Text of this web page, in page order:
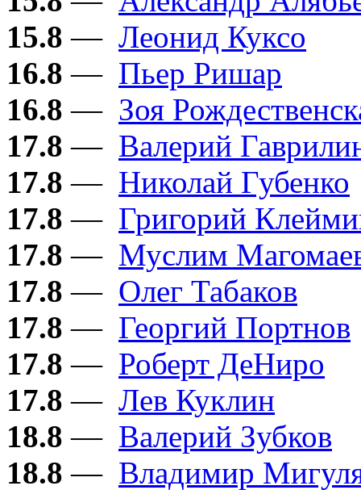
15.8 — Леонид Куксо
16.8 — Пьер Ришар
16.8 — Зоя
17.8 — Валерий
17.8 — Николай Губенко
17.8 — Григорий
17.8 — Муслим
17.8 — Олег Табаков
17.8 — Георгий Портнов
17.8 — Роберт ДеНиро
17.8 — Лев Куклин
18.8 — Валерий Зубков
18.8 — Владимир